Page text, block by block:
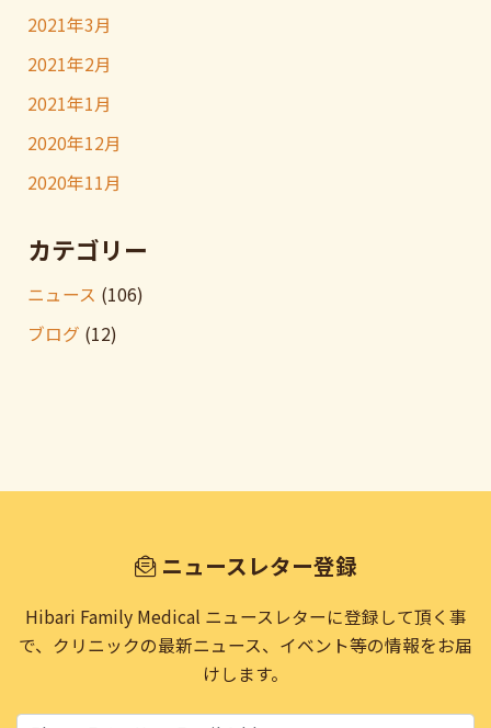
2021年3月
2021年2月
2021年1月
2020年12月
2020年11月
カテゴリー
ニュース (106)
ブログ (12)
ニュースレター登録
Hibari Family Medical ニュースレターに登録して頂く事
で、 クリニックの最新ニュース、イベント等の情報をお届
けします。